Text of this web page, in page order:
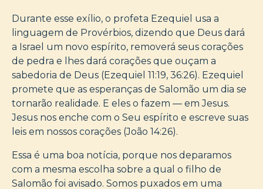
Durante esse exílio, o profeta Ezequiel usa a
linguagem de Provérbios, dizendo que Deus dará
a Israel um novo espírito, removerá seus corações
de pedra e lhes dará corações que ouçam a
sabedoria de Deus (Ezequiel 11:19, 36:26). Ezequiel
promete que as esperanças de Salomão um dia se
tornarão realidade. E eles o fazem — em Jesus.
Jesus nos enche com o Seu espírito e escreve suas
leis em nossos corações (João 14:26).
Essa é uma boa notícia, porque nos deparamos
com a mesma escolha sobre a qual o filho de
Salomão foi avisado. Somos puxados em uma